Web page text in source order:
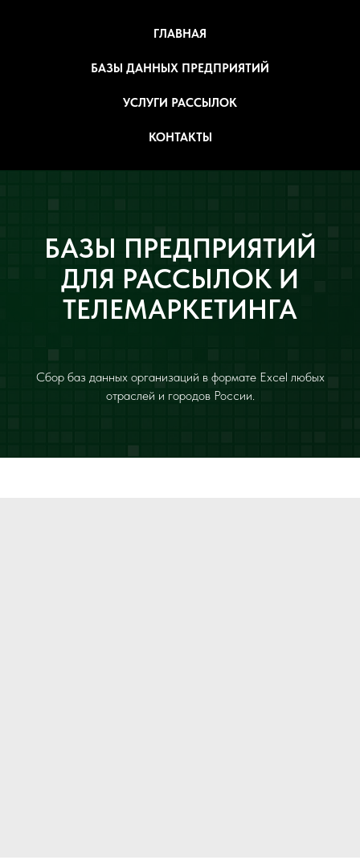
ГЛАВНАЯ
БАЗЫ ДАННЫХ ПРЕДПРИЯТИЙ
УСЛУГИ РАССЫЛОК
КОНТАКТЫ
БАЗЫ ПРЕДПРИЯТИЙ
ДЛЯ РАССЫЛОК И
ТЕЛЕМАРКЕТИНГА
Сбор баз данных организаций в формате Excel любых
отраслей и городов России.